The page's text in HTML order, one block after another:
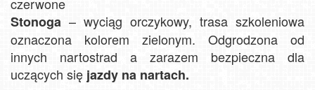
czerwone
Stonoga – wyciąg orczykowy, trasa szkoleniowa
oznaczona kolorem zielonym. Odgrodzona od
innych nartostrad a zarazem bezpieczna dla
uczących się jazdy na nartach.